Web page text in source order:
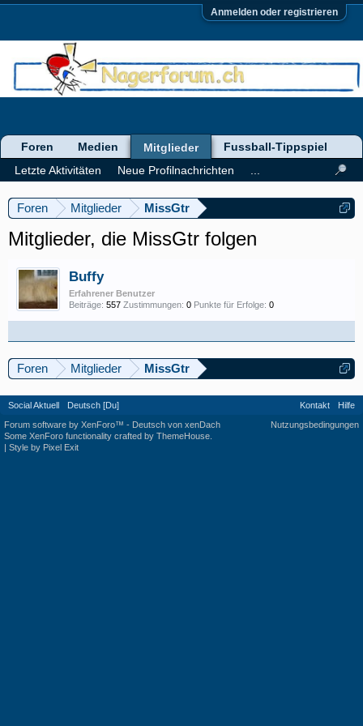
Anmelden oder registrieren
Foren Mitglieder MissGtr
Mitglieder, die MissGtr folgen
Buffy
Erfahrener Benutzer
Beiträge: 557 Zustimmungen: 0 Punkte für Erfolge: 0
Foren Mitglieder MissGtr
Foren Medien
Mitglieder
Letzte Aktivitäten
Neue Profilnachrichten
Fussball-Tippspiel
Social Aktuell Deutsch [Du] Kontakt
Hilfe
Nutzungsbedingungen
Forum software by XenForo™ - Deutsch von xenDach
Some XenForo functionality crafted by ThemeHouse
| Style by Pixel Exit